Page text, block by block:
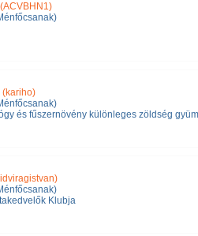
(ACVBHN1)
(kariho)
és fűszernövény különleges zöldség
Klubja